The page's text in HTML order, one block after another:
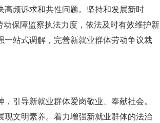
频诉求和共性问题。坚持和发展新时
保障监察执法力度，依法及时有效维护新
站式调解，完善新就业群体劳动争议裁
引导新就业群体爱岗敬业、奉献社会。
文明素养。着力增强新就业群体的法治